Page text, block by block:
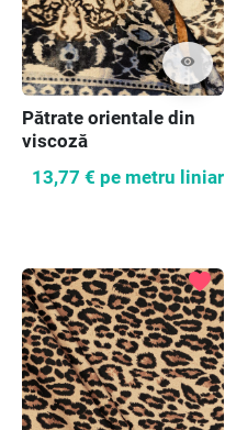
visibility
Pătrate orientale din
viscoză
13,77 € pe metru liniar
favorite